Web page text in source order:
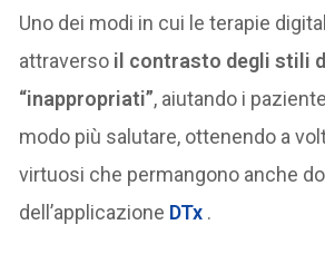
Uno dei modi in cui le terapie
attraverso il contrasto degli stili
“inappropriati”, aiutando i
modo più salutare, ottenendo a
virtuosi che permangono anche
dell’applicazione DTx .